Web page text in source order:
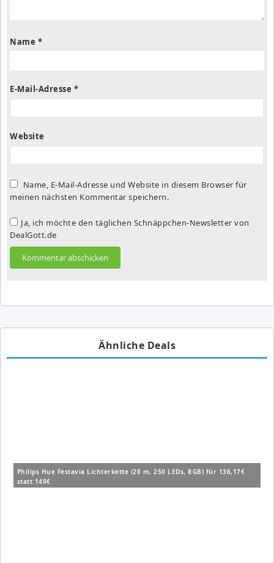
Name *
E-Mail-Adresse *
Website
Name, E-Mail-Adresse und Website in diesem Browser für
meinen nächsten Kommentar speichern.
Ja, ich möchte den täglichen Schnäppchen-Newsletter von
DealGott.de
Ähnliche Deals
Philips Hue Festavia Lichterkette (20 m, 250 LEDs, RGB) für 136,17€
statt 149€